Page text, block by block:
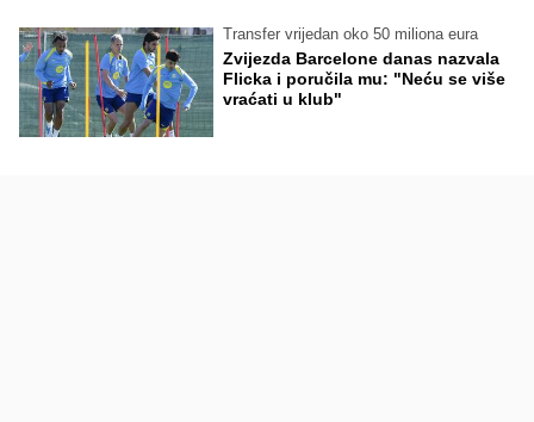
Transfer vrijedan oko 50 miliona eura
Zvijezda Barcelone danas nazvala
Flicka i poručila mu: "Neću se više
vraćati u klub"